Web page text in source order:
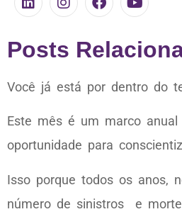
Posts
Você já está por dentro do
Este mês é um marco
oportunidade para
Isso porque todos os anos,
número de sinistros e